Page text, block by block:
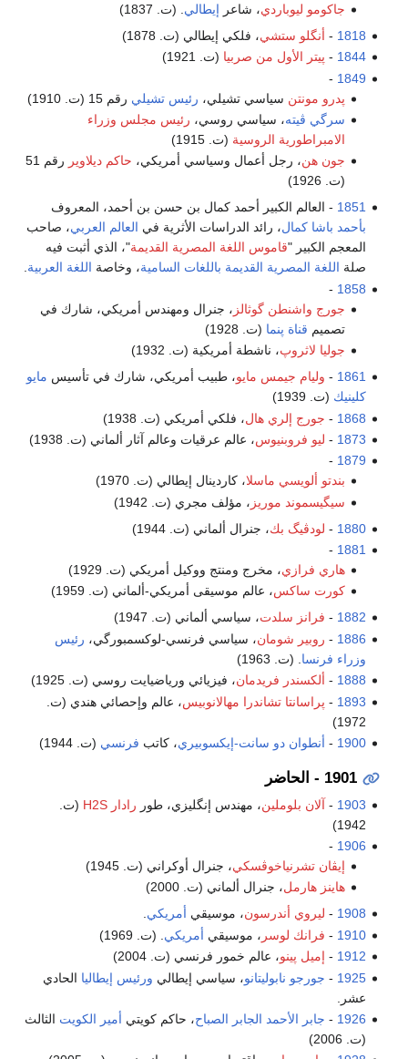
جاكومو ليوباردي، شاعر إيطالي . (ت. 1837)
1818
- أنگلو ستشي، فلكي إيطالي (ت. 1878)
1844
- پيتر الأول من صربيا (ت. 1921)
1849
-
پدرو مونتن سياسي تشيلي، رئيس تشيلي رقم 15 (ت. 1910)
سرگي ڤيته، سياسي روسي، رئيس مجلس وزراء
الامبراطورية الروسية (ت. 1915)
جون هن، رجل أعمال وسياسي أمريكي، حاكم ديلاوير
رقم 51
(ت. 1926)
1851 - العالم الكبير أحمد كمال بن حسن بن أحمد، المعروف
بأحمد باشا كمال، رائد الدراسات الأثرية في العالم العربي، صاحب
المعجم الكبير "قاموس اللغة المصرية القديمة"، الذي أثبت فيه
صلة اللغة المصرية القديمة باللغات السامية، وخاصة اللغة العربية.
1858
-
جورج واشنطن گوثالز ، جنرال ومهندس أمريكي، شارك في
تصميم قناة پنما (ت. 1928)
جوليا لاثروپ، ناشطة أمريكية (ت. 1932)
1861
- وليام جيمس مايو، طبيب أمريكي، شارك في تأسيس مايو
كلينيك (ت. 1939)
1868
- جورج إلري هال، فلكي أمريكي (ت. 1938)
1873
- ليو فروبنيوس، عالم عرقيات وعالم آثار ألماني (ت. 1938)
1879
-
بندتو ألويسي ماسلا، كاردينال إيطالي (ت. 1970)
سيگيسموند موريز ، مؤلف مجري (ت. 1942)
1880
- لودڤيگ بك، جنرال ألماني (ت. 1944)
1881
-
هاري فرازي، مخرج ومنتج ووكيل أمريكي (ت. 1929)
كورت ساكس، عالم موسيقى أمريكي-ألماني (ت. 1959)
1882
- فرانز سلدت، سياسي ألماني (ت. 1947)
1886
- روبير شومان، سياسي فرنسي-لوكسمبورگي، رئيس
وزراء فرنسا . (ت. 1963)
1888
- ألكسندر فريدمان، فيزيائي ورياضيايت روسي (ت. 1925)
1893
- پراسانتا تشاندرا مهالانوبيس، عالم وإحصائي هندي (ت.
1972)
1900
- أنطوان دو سانت-إيكسوبيري، كاتب فرنسي (ت. 1944)
1901 - الحاضر
1903
-آلان بلوملين، مهندس إنگليزي، طور رادار H2S
(ت.
1942)
1906
-
إيڤان تشرنياخوڤسكي، جنرال أوكراني (ت. 1945)
هاينز هارمل، جنرال ألماني (ت. 2000)
1908
- ليروي أندرسون، موسيقي أمريكي.
1910
- فرانك لوسر ، موسيقي أمريكي . (ت. 1969)
1912
- إميل پينو، عالم خمور فرنسي (ت. 2004)
1925
- جورجو نابوليتانو، سياسي إيطالي ورئيس إيطاليا الحادي
عشر.
1926
- جابر الأحمد الجابر الصباح، حاكم كويتي أمير الكويت الثالث
(ت. 2006)